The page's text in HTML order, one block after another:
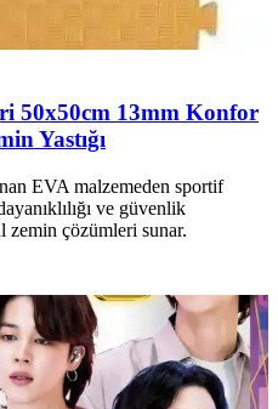
50x50cm 13mm Konfor
Yastığı
EVA malzemeden sportif
ve güvenlik
zemin çözümleri sunar.